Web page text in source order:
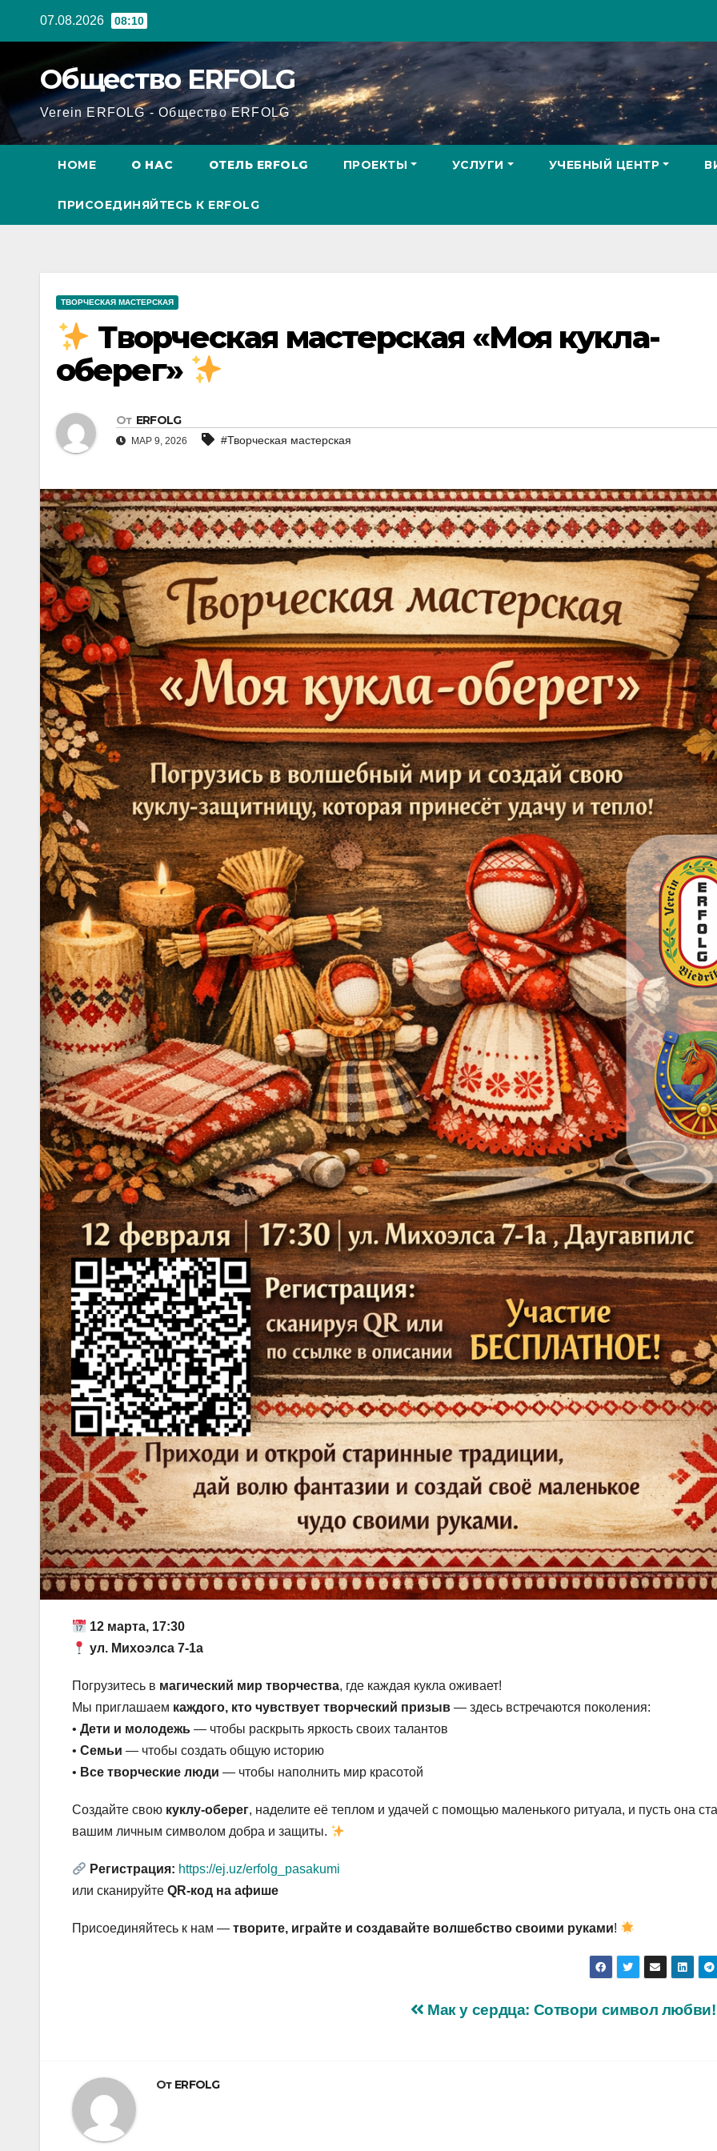
07.08.2026 08:10
Общество ERFOLG
Verein ERFOLG - Общество ERFOLG
HOME О НАС ОТЕЛЬ ERFOLG ПРОЕКТЫ УСЛУГИ УЧЕБНЫЙ ЦЕНТР
ПРИСОЕДИНЯЙТЕСЬ К ERFOLG
ТВОРЧЕСКАЯ МАСТЕРСКАЯ
Творческая мастерская «Моя кукла-
оберег»
От ERFOLG
МАР 9, 2026 #Творческая мастерская
12 марта, 17:30
ул. Михоэлса 7-1а
Погрузитесь в магический мир творчества, где каждая кукла оживает!
Мы приглашаем каждого, кто чувствует творческий призыв — здесь встречаются поколения:
• Дети и молодежь — чтобы раскрыть яркость своих талантов
• Семьи — чтобы создать общую историю
• Все творческие люди — чтобы наполнить мир красотой
Создайте свою куклу-оберег, наделите её теплом и удачей с помощью маленького ритуала, и пусть она
вашим личным символом добра и защиты.
Регистрация: https://ej.uz/erfolg_pasakumi
или сканируйте QR-код на афише
Присоединяйтесь к нам — творите, играйте и создавайте волшебство своими руками!
записям
Мак у сердца: Сотвори символ любви!
От ERFOLG